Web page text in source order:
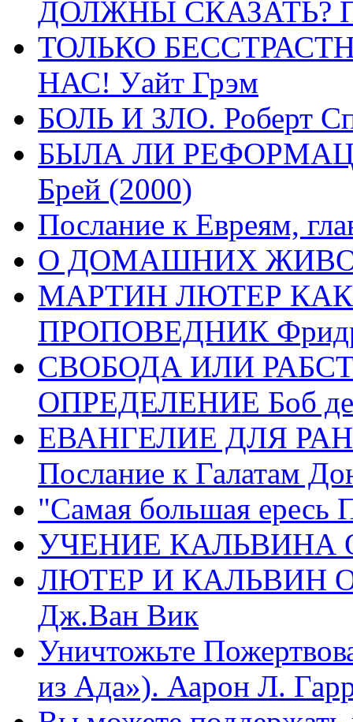
ДОЛЖНЫ СКАЗАТЬ?
ТОЛЬКО
НАС! Уайт Грэм
БОЛЬ И ЗЛО. Роберт
БЫЛА ЛИ
Брей (2000)
Послание к Евреям,
О ДОМАШНИХ
МАРТИН ЛЮТЕР
ПРОПОВЕДНИК
СВОБОДА ИЛИ
ОПРЕДЕЛЕНИЕ Боб де
ЕВАНГЕЛИЕ ДЛЯ
Послание к Галатам
"Самая большая ересь
УЧЕНИЕ КАЛЬВИНА
ЛЮТЕР И КАЛЬВИН
Дж.Ван Вик
Уничтожьте
из Ада»). Аарон Л.